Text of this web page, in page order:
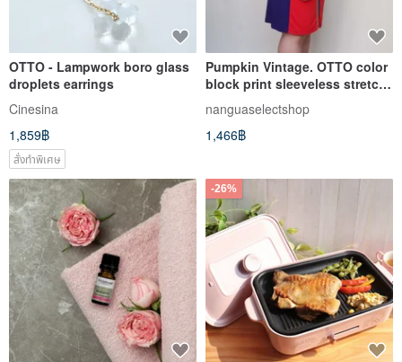
OTTO - Lampwork boro glass
droplets earrings
Cinesina
1,859฿
สั่งทำพิเศษ
Pumpkin Vintage. OTTO color
block print sleeveless stretch
dress plus size
nanguaselectshop
1,466฿
-26%